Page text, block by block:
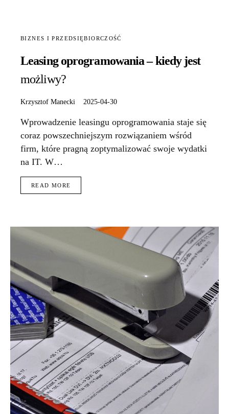
BIZNES I PRZEDSIĘBIORCZOŚĆ
Leasing oprogramowania – kiedy jest
możliwy?
Krzysztof Manecki 2025-04-30
Wprowadzenie leasingu oprogramowania staje się
coraz powszechniejszym rozwiązaniem wśród
firm, które pragną zoptymalizować swoje wydatki
na IT. W…
READ MORE